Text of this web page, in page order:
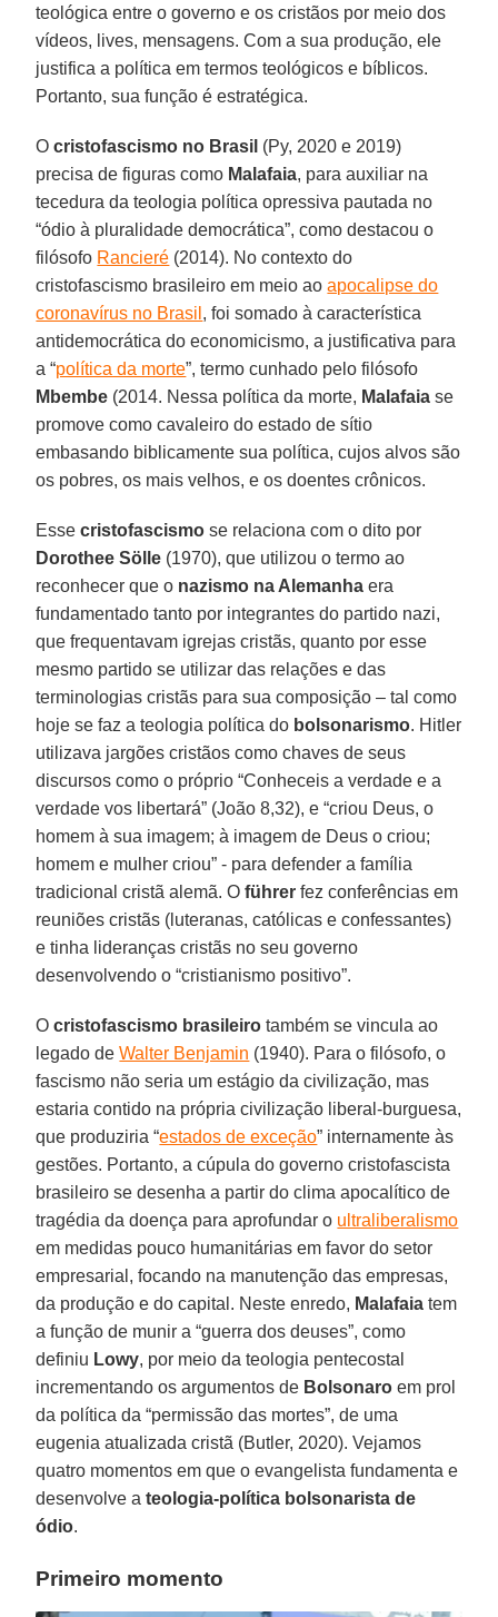
teológica entre o governo e os cristãos por meio dos
vídeos, lives, mensagens. Com a sua produção, ele
justifica a política em termos teológicos e bíblicos.
Portanto, sua função é estratégica.
Ocristofascismo no Brasil (Py, 2020 e 2019)
precisa de figuras como Malafaia, para auxiliar na
tecedura da teologia política opressiva pautada no
“ódio à pluralidade democrática”, como destacou o
filósofo Rancieré (2014). No contexto do
cristofascismo brasileiro em meio aoapocalipse do
coronavírus no Brasil , foi somado à característica
antidemocrática do economicismo, a justificativa para
a “política da morte”, termo cunhado pelo filósofo
Mbembe (2014. Nessa política da morte, Malafaia se
promove como cavaleiro do estado de sítio
embasando biblicamente sua política, cujos alvos são
os pobres, os mais velhos, e os doentes crônicos.
Essecristofascismo se relaciona com o dito por
Dorothee Sölle (1970), que utilizou o termo ao
reconhecer que o nazismo na Alemanha era
fundamentado tanto por integrantes do partido nazi,
que frequentavam igrejas cristãs, quanto por esse
mesmo partido se utilizar das relações e das
terminologias cristãs para sua composição – tal como
hoje se faz a teologia política do bolsonarismo. Hitler
utilizava jargões cristãos como chaves de seus
discursos como o próprio “Conheceis a verdade e a
verdade vos libertará” (João 8,32), e “criou Deus, o
homem à sua imagem; à imagem de Deus o criou;
homem e mulher criou” - para defender a família
tradicional cristã alemã. Oführer fez conferências em
reuniões cristãs (luteranas, católicas e confessantes)
e tinha lideranças cristãs no seu governo
desenvolvendo o “cristianismo positivo”.
Ocristofascismo brasileiro também se vincula ao
legado deWalter Benjamin (1940). Para o filósofo, o
fascismo não seria um estágio da civilização, mas
estaria contido na própria civilização liberal-burguesa,
que produziria “estados de exceção” internamente às
gestões. Portanto, a cúpula do governo cristofascista
brasileiro se desenha a partir do clima apocalítico de
tragédia da doença para aprofundar o ultraliberalismo
em medidas pouco humanitárias em favor do setor
empresarial, focando na manutenção das empresas,
da produção e do capital. Neste enredo, Malafaia tem
a função de munir a “guerra dos deuses”, como
definiu Lowy, por meio da teologia pentecostal
incrementando os argumentos de Bolsonaro em prol
da política da “permissão das mortes”, de uma
eugenia atualizada cristã (Butler, 2020). Vejamos
quatro momentos em que o evangelista fundamenta e
desenvolve a teologia-política bolsonarista de
ódio.
Primeiro momento